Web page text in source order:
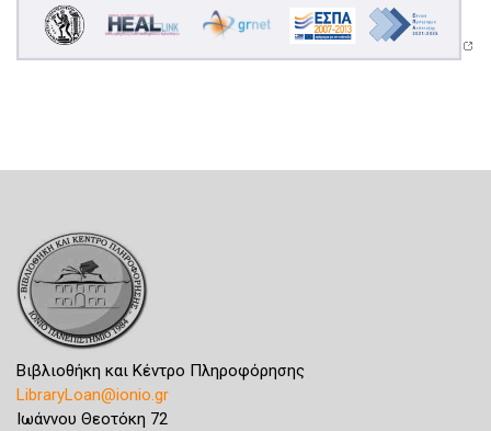
Βιβλιοθήκη και Κέντρο Πληροφόρησης
LibraryLoan@ionio.gr
Ιωάννου Θεοτόκη 72